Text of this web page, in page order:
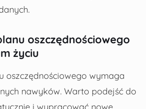
oszczędnościowego
życiu
oszczędnościowego wymaga
nawyków. Warto podejść do
i wypracować nowe